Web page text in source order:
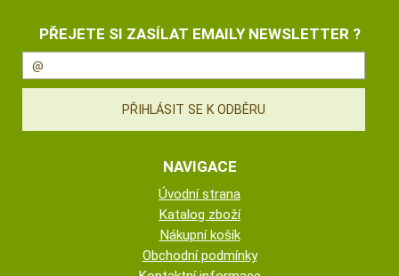
PŘEJETE SI ZASÍLAT EMAILY NEWSLETTER ?
NAVIGACE
Úvodní strana
Katalog zboží
Nákupní košík
Obchodní podmínky